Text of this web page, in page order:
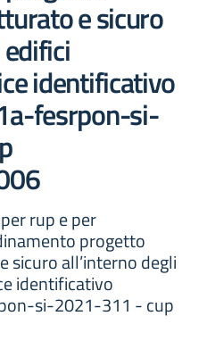
e sicuro
identificativo
fesrpon-si-
rup e per
progetto
sicuro all’interno degli
identificativo
si-2021-311 - cup